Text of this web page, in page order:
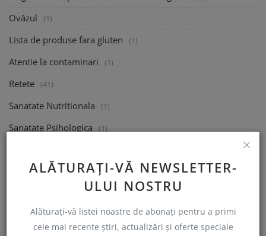
ALĂTURAȚI-VĂ NEWSLETTER-
ULUI NOSTRU
Alăturați-vă listei noastre de abonați pentru a primi
cele mai recente știri, actualizări și oferte speciale
Ovăzul (1)
Lista de produse fara gluten (1)
Atentie la contaminari (1)
Retete (41)
Sanatate Nutritionala (1)
Sanatate Psihologica (1)
Calatoreste (1)
Ajutor financiar Guvernamental (1)
Semnalați un produs sau restaurant non-conform (0)